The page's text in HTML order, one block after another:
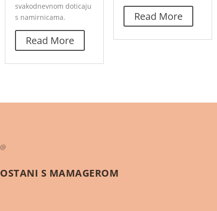
svakodnevnom doticaju
s namirnicama.
Read More
Read More
@
OSTANI S MAMAGEROM